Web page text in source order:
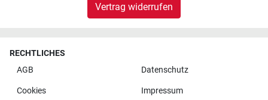
Vertrag widerrufen
RECHTLICHES
AGB
Datenschutz
Cookies Impressum